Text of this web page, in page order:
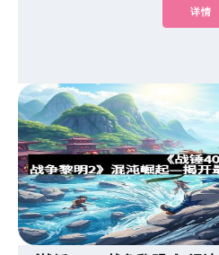
详情